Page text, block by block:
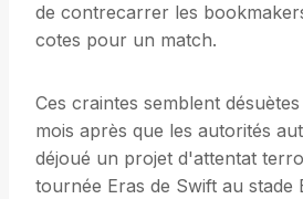
de contrecarrer les
cotes pour un match.
Ces craintes semblent
mois après que les autorités
déjoué un projet d'attentat
tournée Eras de Swift au stade